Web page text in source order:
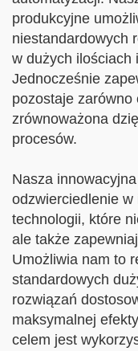
produkcyjne
niestandardowych
w dużych ilościach
Jednocześnie
pozostaje zarówno
zrównoważona
procesów.
Nasza
odzwierciedlenie
technologii, które
ale także
Umożliwia nam to
standardowych
rozwiązań
maksymalnej
celem jest